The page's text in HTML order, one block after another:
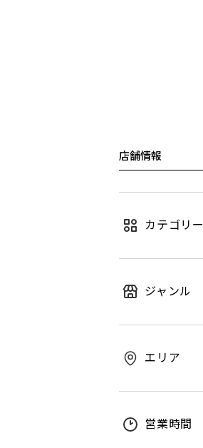
店舗情報
カテゴリー
ジャンル
エリア
営業時間